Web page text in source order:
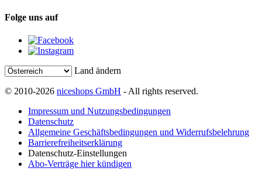
Folge uns auf
Land ändern
© 2010-2026 niceshops GmbH - All rights reserved.
Impressum und Nutzungsbedingungen
Datenschutz
Allgemeine Geschäftsbedingungen und Widerrufsbelehrung
Barrierefreiheitserklärung
Datenschutz-Einstellungen
Abo-Verträge hier kündigen